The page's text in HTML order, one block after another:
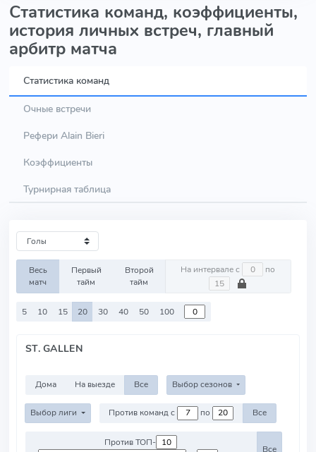
Статистика команд, коэффициенты,
история личных встреч, главный
арбитр матча
Статистика команд
Очные встречи
Рефери Alain Bieri
Коэффициенты
Турнирная таблица
Весь
матч
Первый
тайм
Второй
тайм
На интервале с по
5 10 15 20 30 40 50 100
ST. GALLEN
Дома На выезде Все Выбор сезонов
Выбор лиги Против команд с по Все
Против ТОП-
Все